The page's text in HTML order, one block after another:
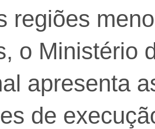
regiões
o Ministério
apresenta
de